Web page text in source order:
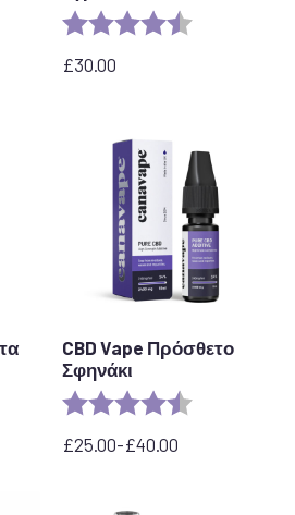
5 αστέριαΑξιολόγηση:
£30.00
5 αστέρια
CBD Vape Πρόσθετο
Σφηνάκι
Αξιολόγηση:
£25.00-£40.00
Εύρος